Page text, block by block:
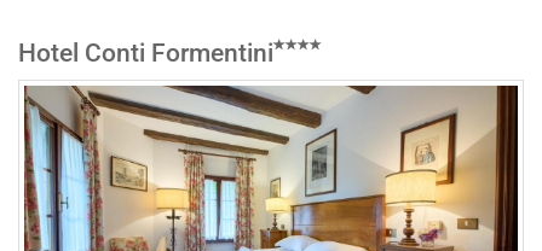
Hotel Conti Formentini